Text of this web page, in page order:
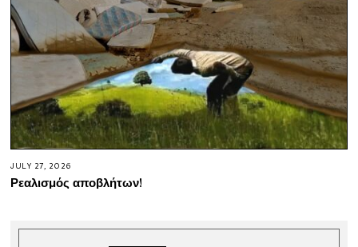
JULY 27, 2026
Ρεαλισμός αποβλήτων!